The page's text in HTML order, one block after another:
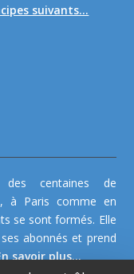
suivants...
centaines de
à Paris comme en
se sont formés. Elle
abonnés et prend
savoir plus...